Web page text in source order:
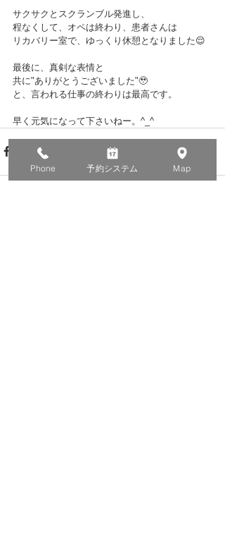
サクサクとスクランブル発進し、
程なくして、オペは終わり、患者さんは
リカバリー室で、ゆっくり休憩となりました😌
最後に、真剣な表情と
共に"ありがとうございました"🥹
と、言われる仕事の終わりは最高です。
早く元気になって下さいねー。^_^
Phone 予約システム Map